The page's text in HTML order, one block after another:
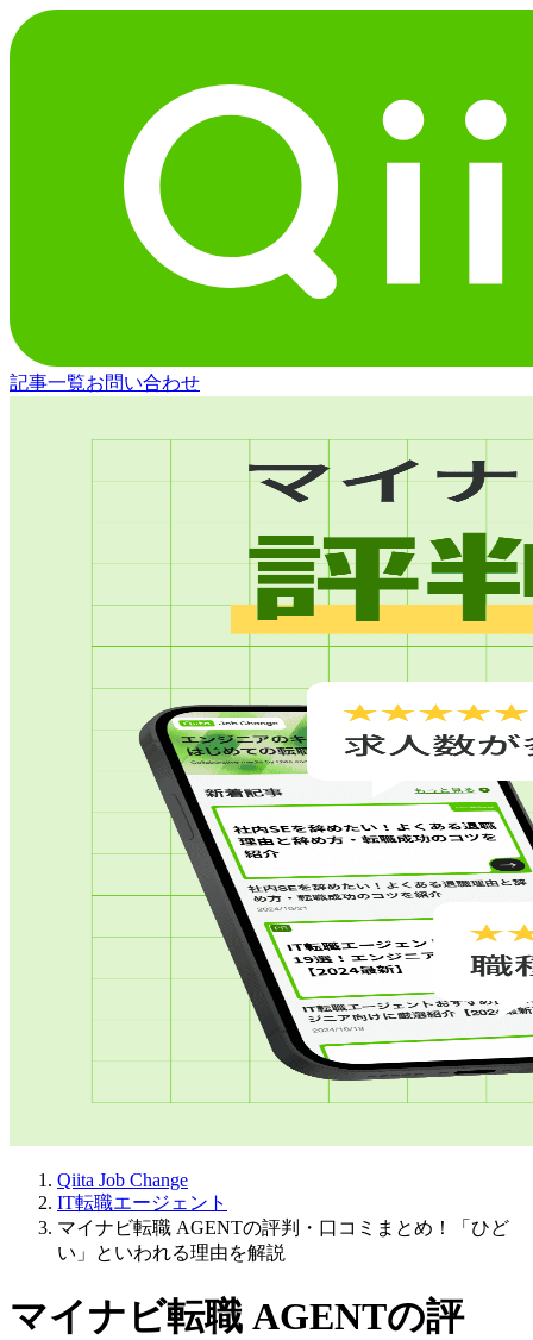
記事一覧お問い合わせ
Qiita Job Change
IT転職エージェント
マイナビ転職 AGENTの評判・口コミまとめ！「ひど
い」といわれる理由を解説
マイナビ転職 AGENTの評